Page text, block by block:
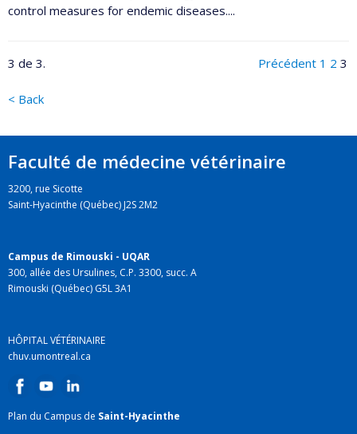
control measures for endemic diseases....
3 de 3. Précédent 1 2 3
< Back
Faculté de médecine vétérinaire
3200, rue Sicotte
Saint-Hyacinthe (Québec) J2S 2M2
Campus de Rimouski - UQAR
300, allée des Ursulines, C.P. 3300, succ. A
Rimouski (Québec) G5L 3A1
HÔPITAL VÉTÉRINAIRE
chuv.umontreal.ca
Plan du Campus de Saint-Hyacinthe